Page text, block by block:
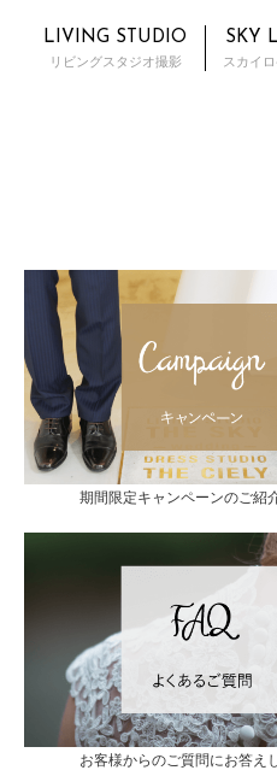
LIVING STUDIO
リビングスタジオ撮影
SKY
スカイ
期間限定キャンペーンのご紹
お客様からのご質問にお答え